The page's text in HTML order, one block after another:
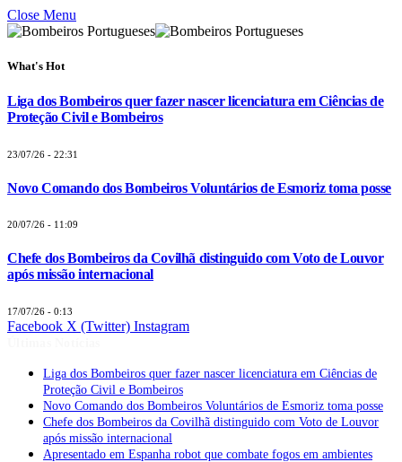
Close Menu
What's Hot
Liga dos Bombeiros quer fazer nascer licenciatura em Ciências de
Proteção Civil e Bombeiros
23/07/26 - 22:31
Novo Comando dos Bombeiros Voluntários de Esmoriz toma posse
20/07/26 - 11:09
Chefe dos Bombeiros da Covilhã distinguido com Voto de Louvor
após missão internacional
17/07/26 - 0:13
Facebook X (Twitter) Instagram
Liga dos Bombeiros quer fazer nascer licenciatura em Ciências de
Proteção Civil e Bombeiros
Novo Comando dos Bombeiros Voluntários de Esmoriz toma posse
Chefe dos Bombeiros da Covilhã distinguido com Voto de Louvor
após missão internacional
Apresentado em Espanha robot que combate fogos em ambientes